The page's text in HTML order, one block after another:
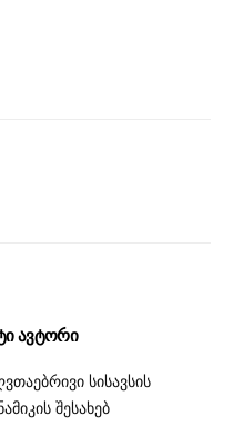
ავტორი
სისავსის
შესახებ